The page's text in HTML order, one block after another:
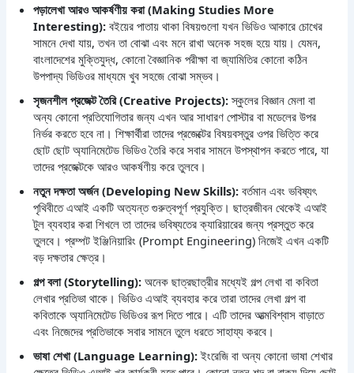
পড়ালেখা আরও আকর্ষণীয় করা (Making Studies More
Interesting): বইয়ের পাতায় থাকা বিষয়গুলো যখন ভিডিও আকারে চোখের
সামনে দেখা যায়, তখন তা বোঝা এবং মনে রাখা অনেক সহজ হয়ে যায়। যেমন,
বাংলাদেশের মুক্তিযুদ্ধ, কোনো বৈজ্ঞানিক পরীক্ষা বা জ্যামিতির কোনো কঠিন
উপপাদ্য ভিডিওর মাধ্যমে খুব সহজে বোঝা সম্ভব।
সৃজনশীল প্রজেক্ট তৈরি (Creative Projects):স্কুলের বিজ্ঞান মেলা বা
অন্য কোনো প্রতিযোগিতার জন্য এখন আর সাধারণ পোস্টার বা মডেলের উপর
নির্ভর করতে হবে না। শিক্ষার্থীরা তাদের প্রজেক্টের বিষয়বস্তুর ওপর ভিত্তি করে
ছোট ছোট অ্যানিমেটেড ভিডিও তৈরি করে সবার সামনে উপস্থাপন করতে পারে, যা
তাদের প্রজেক্টকে আরও আকর্ষণীয় করে তুলবে।
নতুন দক্ষতা অর্জন (Developing New Skills): বর্তমান এবং ভবিষ্যৎ
পৃথিবীতে এআই একটি অত্যন্ত গুরুত্বপূর্ণ প্রযুক্তি। ছাত্রজীবন থেকেই এআই
টুল ব্যবহার করা শিখলে তা তাদের ভবিষ্যতের ক্যারিয়ারের জন্য প্রস্তুত করে
তুলবে। প্রম্পট ইঞ্জিনিয়ারিং (Prompt Engineering) নিজেই এখন একটি
বড় দক্ষতার ক্ষেত্র।
গল্প বলা (Storytelling): অনেক ছাত্রছাত্রীর মধ্যেই গল্প লেখা বা কবিতা
লেখার প্রতিভা থাকে। ভিডিও এআই ব্যবহার করে তারা তাদের লেখা গল্প বা
কবিতাকে অ্যানিমেটেড ভিডিওর রূপ দিতে পারে। এটি তাদের আত্মবিশ্বাস বাড়াতে
এবং নিজেদের প্রতিভাকে সবার সামনে তুলে ধরতে সাহায্য করবে।
ভাষা শেখা (Language Learning):ইংরেজি বা অন্য কোনো ভাষা শেখার